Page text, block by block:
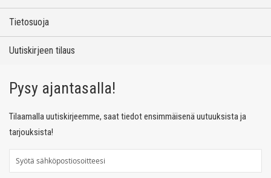
Tietosuoja
Uutiskirjeen tilaus
Pysy ajantasalla!
Tilaamalla uutiskirjeemme, saat tiedot ensimmäisenä uutuuksista ja
tarjouksista!
i